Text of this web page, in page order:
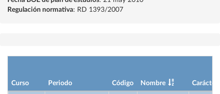
Regulación normativa: RD 1393/2007
Curso Periodo Código Nombre Carácter